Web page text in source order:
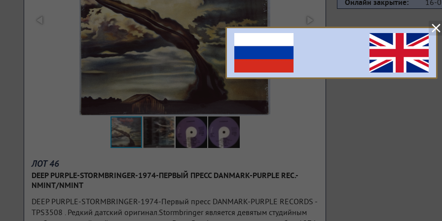
ЛОТ 46
DEEP PURPLE-STORMBRINGER-1974-ПЕРВЫЙ ПРЕСС DANMARK-PURPLE REC.-
NMINT/NMINT
DEEP PURPLE-STORMBRINGER-1974-Первый пресс DANMARK-PURPLE RECORDS -
TPS3508 . Редкий датский оригинал.Stormbringer является девятым студийным
Онлайн закрытие: 16-